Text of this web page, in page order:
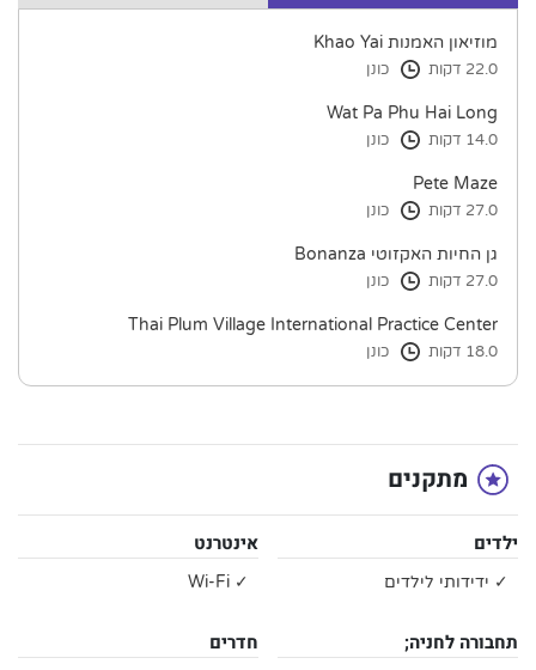
מוזיאון האמנות Khao Yai
22.0 דקות כונן
Wat Pa Phu Hai Long
14.0 דקות כונן
Pete Maze
27.0 דקות כונן
גן החיות האקזוטי Bonanza
27.0 דקות כונן
Thai Plum Village International Practice Center
18.0 דקות כונן
מתקנים
ילדים
✓ ידידותי לילדים
אינטרנט
✓ Wi-Fi
תחבורה לחניה; חדרים